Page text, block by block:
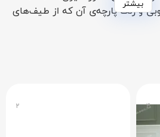
و رنگ پارچه‌ی آن که از طیف‌های
به دنبال محصولی هستید که هم
ایده‌آل است.
صبا مرشدی را بخرید؟
اسکلت مقاوم ساخته شده که از
بیشتر
۴ ۲